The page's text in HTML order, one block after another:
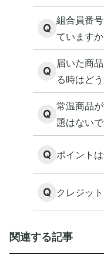
Q
組合員番
ていますか
Q
届いた商
る時はど
Q
常温商品
題はない
Q ポイント
Q クレジッ
関連する記事